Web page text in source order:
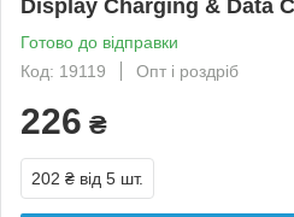
Display Charging & Data
Готово до відправки
Код: 19119
Опт і роздріб
226 ₴
202 ₴ від 5 шт.